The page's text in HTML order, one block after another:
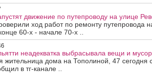
движение по путепроводу на улице
ход работ по ремонту
60-х - начале 70-х ..
неадекватка выбрасывала вещи и мусор
жительница дома на Тополиной, 47
в тг-канале ..